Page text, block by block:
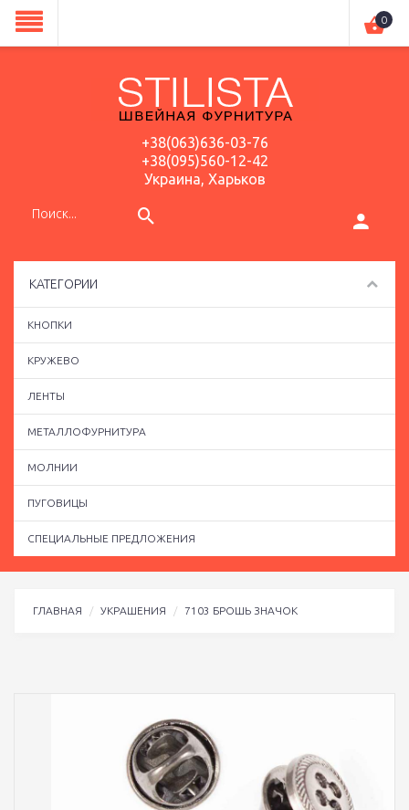
+38(063)636-03-76
+38(095)560-12-42
Украина, Харьков
0
КАТЕГОРИИ
КНОПКИ
КРУЖЕВО
ЛЕНТЫ
МЕТАЛЛОФУРНИТУРА
МОЛНИИ
ПУГОВИЦЫ
СПЕЦИАЛЬНЫЕ ПРЕДЛОЖЕНИЯ
ГЛАВНАЯ УКРАШЕНИЯ 7103 БРОШЬ ЗНАЧОК